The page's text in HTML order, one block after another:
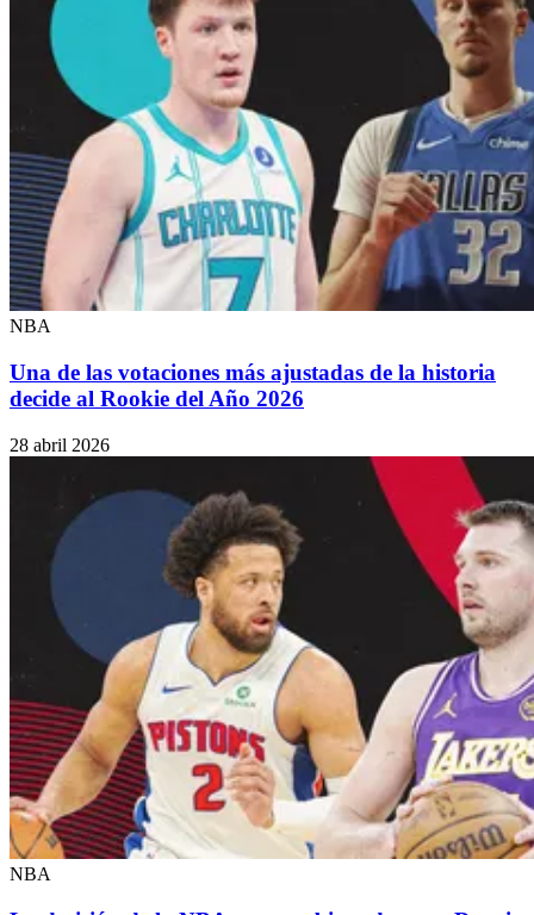
NBA
Una de las votaciones más ajustadas de la historia
decide al Rookie del Año 2026
28 abril 2026
NBA